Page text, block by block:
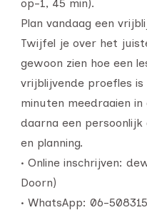
op-1, 45 min).
Plan vandaag een
Twijfel je over het
gewoon zien hoe een
vrijblijvende proefles
minuten meedraaien
daarna een
en planning.
• Online inschrijven:
Doorn)
• WhatsApp: 06-